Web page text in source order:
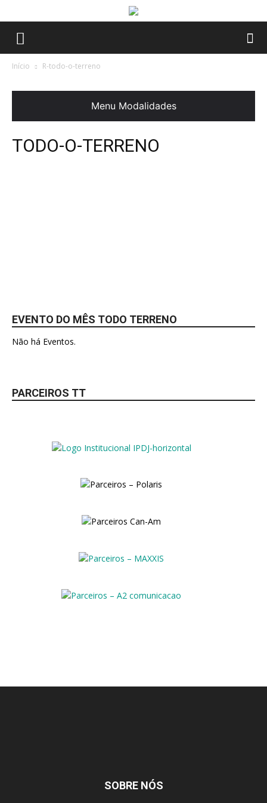
Início R-todo-o-terreno
Menu Modalidades
TODO-O-TERRENO
EVENTO DO MÊS TODO TERRENO
Não há Eventos.
PARCEIROS TT
SOBRE NÓS